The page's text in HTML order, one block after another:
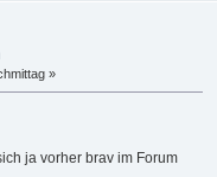
»
ja vorher brav im Forum